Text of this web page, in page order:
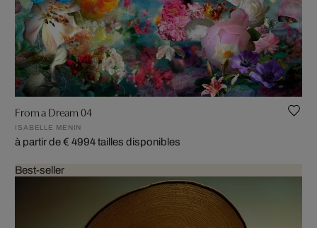
From a Dream 04
ISABELLE MENIN
à partir de € 4994 tailles disponibles
Best-seller